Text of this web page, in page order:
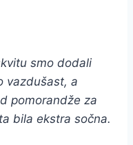
smo dodali
vazdušast, a
pomorandže za
bila ekstra sočna.